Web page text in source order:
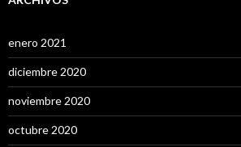
enero 2021
diciembre 2020
noviembre 2020
octubre 2020